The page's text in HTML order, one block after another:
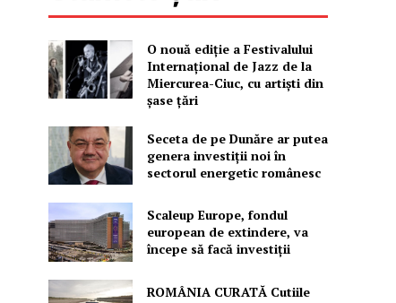
O nouă ediţie a Festivalului
Internaţional de Jazz de la
Miercurea-Ciuc, cu artişti din
şase ţări
Seceta de pe Dunăre ar putea
genera investiții noi în
sectorul energetic românesc
Scaleup Europe, fondul
european de extindere, va
începe să facă investiții
ROMÂNIA CURATĂ Cutiile